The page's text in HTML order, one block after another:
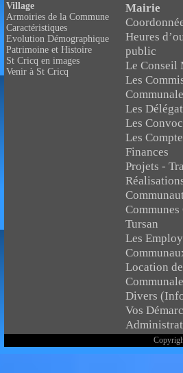
Village
Armoiries de la Commune
Caractéristiques
Evolution Démographique
Patrimoine et Histoire
St Cricq en images
Venir à St Cricq
Mairie
Heures
public
Le Conseil
Les
Les
Les
Les
Finances
Projets -
Communes
Tursan
Les
Location
Divers
Vos